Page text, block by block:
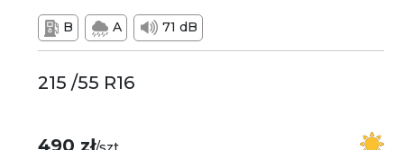
B A 71 dB
215 /55 R16
490 zł